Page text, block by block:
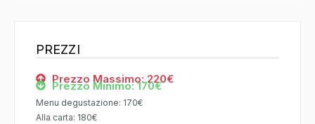
PREZZI
Prezzo Massimo: 220€
Prezzo Minimo: 170€
Menu degustazione: 170€
Alla carta: 180€